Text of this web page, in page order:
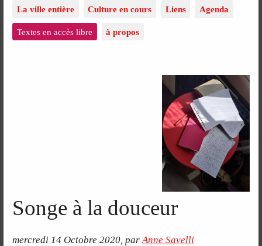
La ville entière Culture en cours Liens Agenda
Textes en accès libre à propos
Songe à la douceur
mercredi 14 Octobre 2020 parAnne Savelli